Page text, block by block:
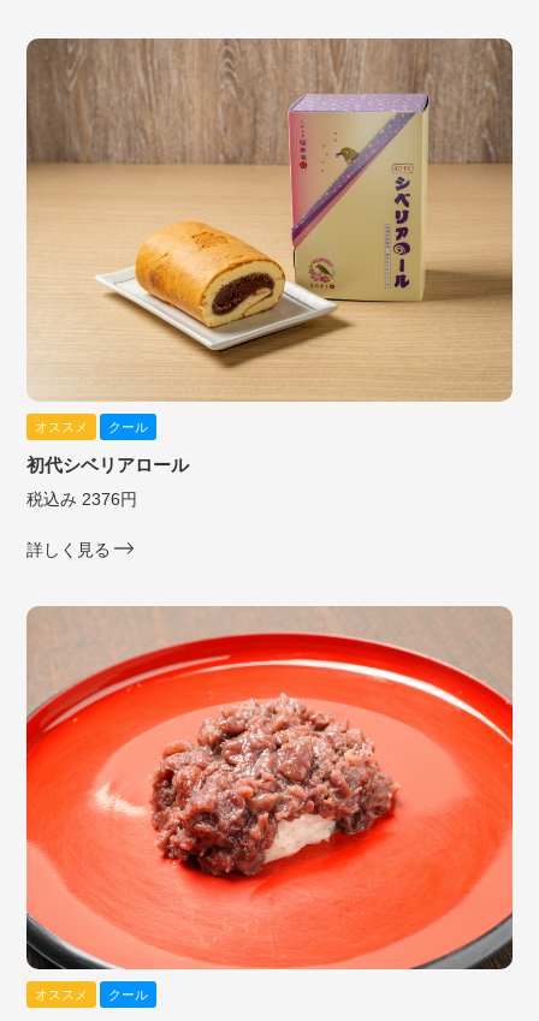
オススメ クール
初代シベリアロール
税込み 2376円
詳しく見る
オススメ クール